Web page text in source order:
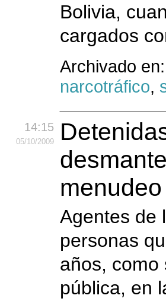
Bolivia,
cargados
Archivado en:
narcotráfico,
14:15
05/10/2009
menudeo
Agentes de
personas
años, como
pública, en